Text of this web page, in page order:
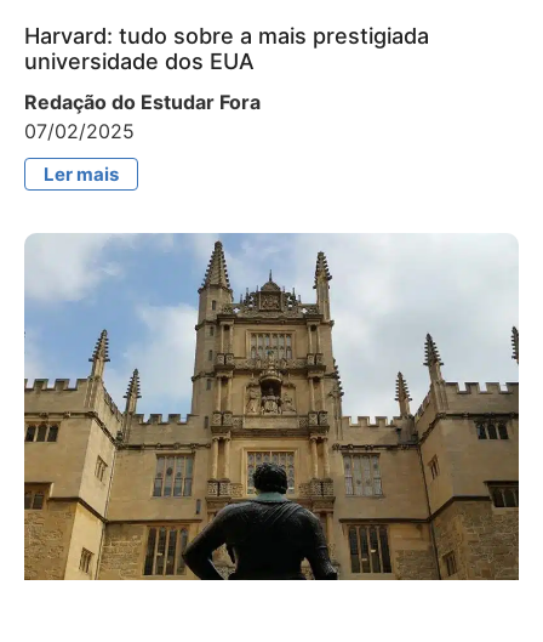
Harvard: tudo sobre a mais prestigiada
universidade dos EUA
Redação do Estudar Fora
07/02/2025
Ler mais